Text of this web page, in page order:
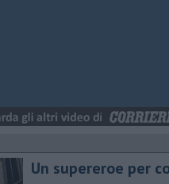
Un supereroe per